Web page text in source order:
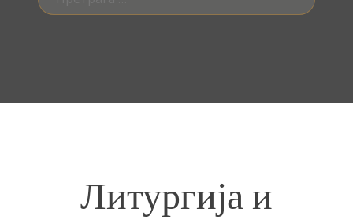
за:
Литургија и